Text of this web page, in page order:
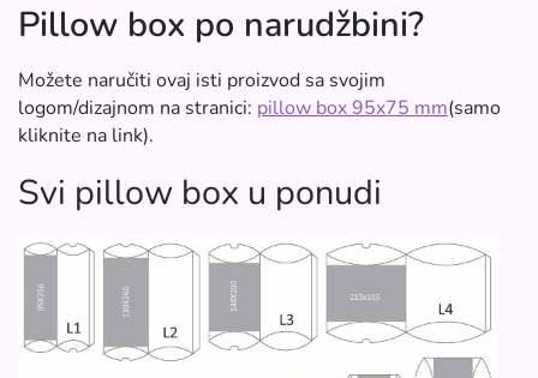
Pillow box po narudžbini?
Možete naručiti ovaj isti proizvod sa svojim
logom/dizajnom na stranici: pillow box 95x75 mm(samo
kliknite na link).
Svi pillow box u ponudi